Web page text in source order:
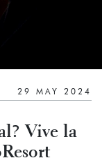
29 MAY 2024
Vive la